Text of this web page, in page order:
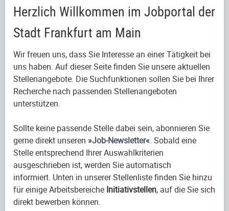
Herzlich Willkommen im Jobportal der
Stadt Frankfurt am Main
Wir freuen uns, dass Sie Interesse an einer Tätigkeit bei
uns haben. Auf dieser Seite finden Sie unsere aktuellen
Stellenangebote. Die Suchfunktionen sollen Sie bei Ihrer
Recherche nach passenden Stellenangeboten
unterstützen.
Sollte keine passende Stelle dabei sein, abonnieren Sie
gerne direkt unseren Job-Newsletter . Sobald eine
Stelle entsprechend Ihrer Auswahlkriterien
ausgeschrieben ist, werden Sie automatisch
informiert. Unten in unserer Stellenliste finden Sie hinzu
für einige Arbeitsbereiche Initiativstellen, auf die Sie sich
direkt bewerben können.